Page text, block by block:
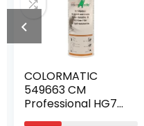
COLORMATIC
549663 CM
Professional HG7
Primer Filler, Zwart